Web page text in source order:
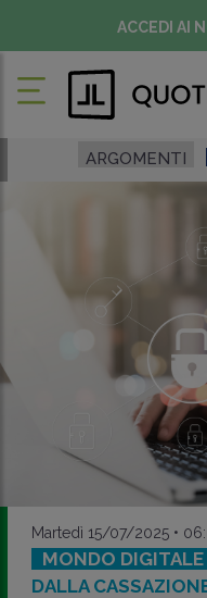
ACCEDI AI
ARGOMENTI
Martedì 15/07/2025 •
MONDO DIGITALE
DALLA